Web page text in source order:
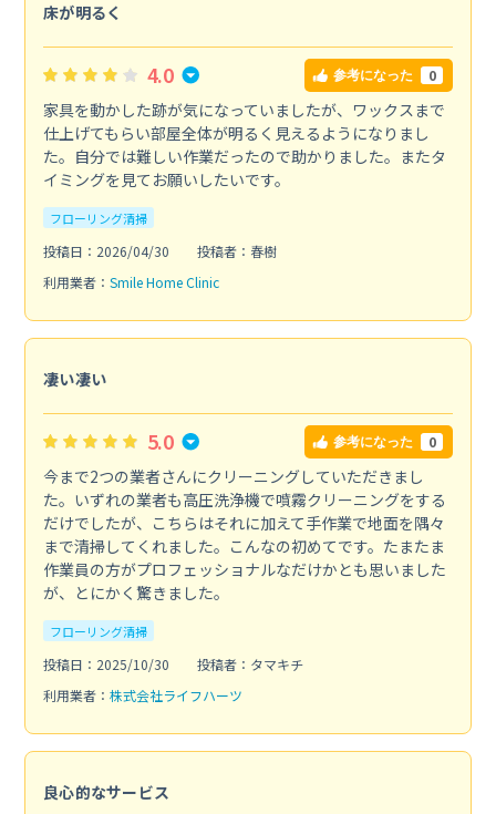
床が明るく
4.0 参考になった 0
家具を動かした跡が気になっていましたが、ワックスまで
仕上げてもらい部屋全体が明るく見えるようになりまし
た。自分では難しい作業だったので助かりました。またタ
イミングを見てお願いしたいです。
フローリング清掃
投稿日：2026/04/30
投稿者：春樹
利用業者： Smile Home Clinic
凄い凄い
5.0 参考になった 0
今まで2つの業者さんにクリーニングしていただきまし
た。いずれの業者も高圧洗浄機で噴霧クリーニングをする
だけでしたが、こちらはそれに加えて手作業で地面を隅々
まで清掃してくれました。こんなの初めてです。たまたま
作業員の方がプロフェッショナルなだけかとも思いました
が、とにかく驚きました。
フローリング清掃
投稿日：2025/10/30
投稿者：タマキチ
利用業者： 株式会社ライフハーツ
良心的なサービス